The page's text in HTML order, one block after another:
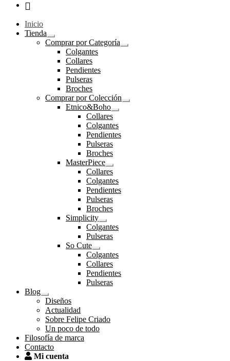
Inicio
Tienda
Expandir
el
menú
hijo
Comprar por Categoría
Expandir
Colgantes
Collares
Pendientes
Pulseras
Broches
Comprar por Colección
Expandir
Etnico&Boho
Expandir
menú
hijo
Collares
Colgantes
Pendientes
Pulseras
Broches
MasterPiece
Expandir
el
menú
hijo
Collares
Colgantes
Pendientes
Pulseras
Broches
Simplicity
Expandir
el
menú
Colgantes
Pulseras
So Cute
Expandir
el
menú
hijo
Colgantes
Collares
Pendientes
Pulseras
Blog
Expandir
el
menú
hijo
Diseños
Actualidad
Sobre Felipe Criado
Un poco de todo
Filosofía de marca
Contacto
Mi cuenta